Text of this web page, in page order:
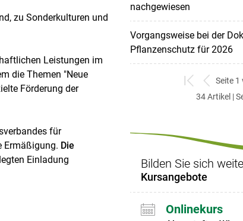
zu Sonderkulturen und
Leistungen im
die Themen "Neue
Förderung der
für
Ermäßigung. Die
Einladung
nachgewiesen
Vorgangsweise bei der
Pflanzenschutz für 2026
zum
ersten
zurück
zum
Seite 1
34 Artikel |
Bilden Sie sich
Kursangebote
Onlinekurs